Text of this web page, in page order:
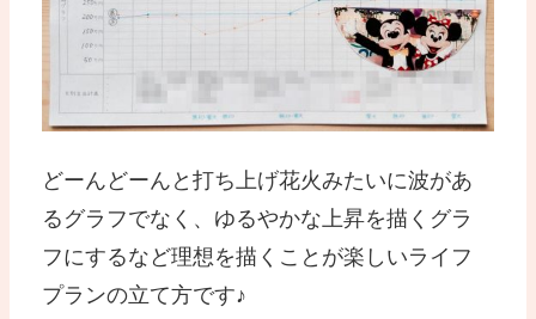
どーんどーんと打ち上げ花火みたいに波があ
るグラフでなく、ゆるやかな上昇を描くグラ
フにするなど理想を描くことが楽しいライフ
プランの立て方です♪